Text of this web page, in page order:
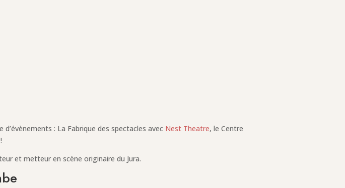
: La Fabrique des spectacles avec Nest Theatre, le Centre
et metteur en scène originaire du Jura.